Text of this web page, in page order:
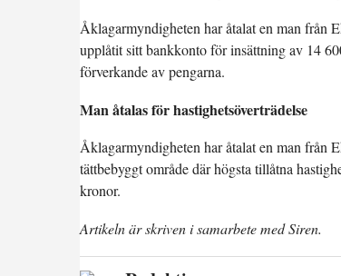
Åklagarmyndigheten har åtalat en man från
upplåtit sitt bankkonto för insättning av 14
förverkande av pengarna.
Man åtalas för hastighetsöverträdelse
Åklagarmyndigheten har åtalat en man från
tättbebyggt område där högsta tillåtna
kronor.
Artikeln är skriven i samarbete med Siren.